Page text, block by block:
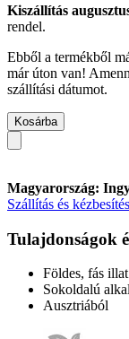
Kiszállítás
rendel.
Ebből a termékből
már úton van!
szállítási dátumot.
Kosárba
Magyarország:
Szállítás és
Tulajdonságok
Földes, fás illat
Sokoldalú
Ausztriából